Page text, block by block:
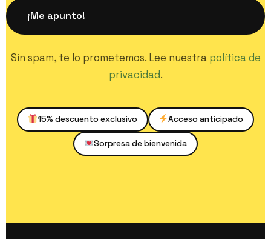
¡Me apunto!
Sin spam, te lo prometemos. Lee nuestra política de
privacidad.
15% descuento exclusivo Acceso anticipado
Sorpresa de bienvenida